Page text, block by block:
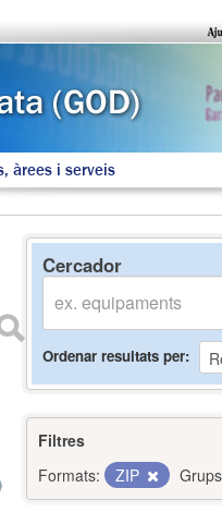
àrees i serveis
Cercador
Ordenar resultats per
Filtres
Formats:
ZIP